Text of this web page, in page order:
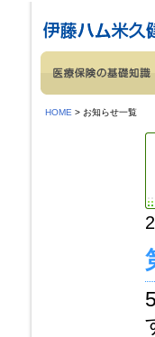
HOME > お知らせ一覧